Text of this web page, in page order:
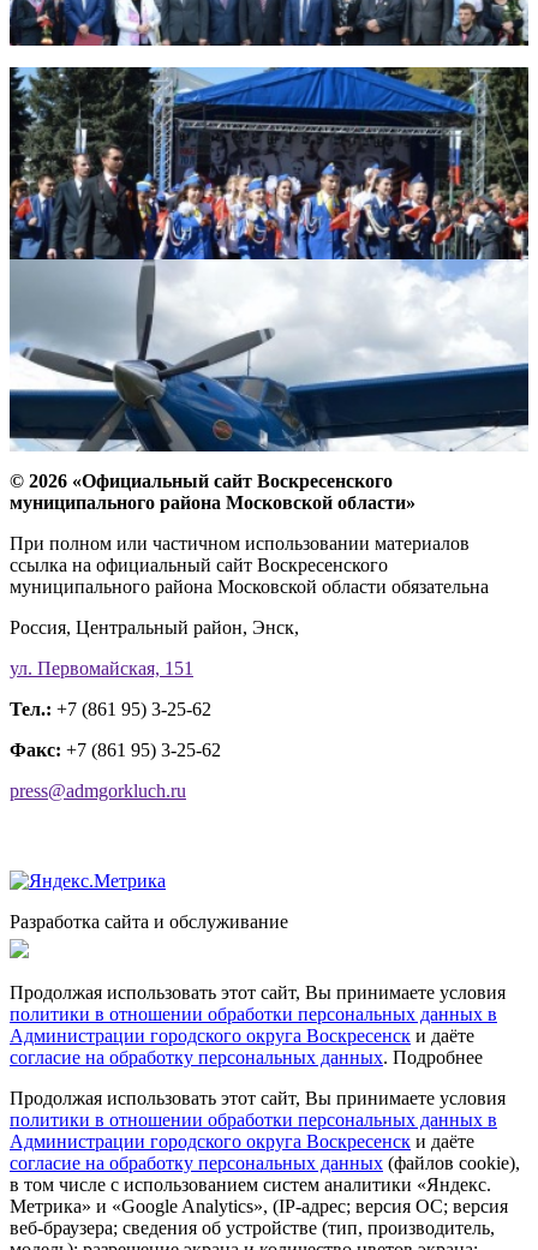
© 2026 «Официальный сайт Воскресенского
муниципального района Московской области»
При полном или частичном использовании материалов
ссылка на официальный сайт Воскресенского
муниципального района Московской области обязательна
Россия, Центральный район, Энск,
ул. Первомайская, 151
Тел.: +7 (861 95) 3-25-62
Факс: +7 (861 95) 3-25-62
press@admgorkluch.ru
Разработка сайта и обслуживание
Продолжая использовать этот сайт, Вы принимаете условия
политики в отношении обработки персональных данных в
Администрации городского округа Воскресенск и даёте
согласие на обработку персональных данных. Подробнее
Продолжая использовать этот сайт, Вы принимаете условия
политики в отношении обработки персональных данных в
Администрации городского округа Воскресенск и даёте
согласие на обработку персональных данных (файлов cookie),
в том числе с использованием систем аналитики «Яндекс.
Метрика» и «Google Analytics», (IP-адрес; версия ОС; версия
веб-браузера; сведения об устройстве (тип, производитель,